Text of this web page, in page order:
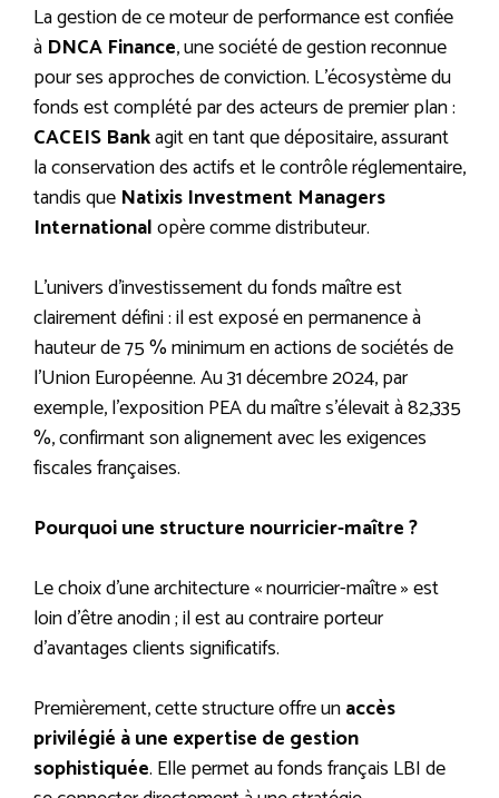
La gestion de ce moteur de performance est confiée
à DNCA Finance, une société de gestion reconnue
pour ses approches de conviction. L’écosystème du
fonds est complété par des acteurs de premier plan :
CACEIS Bankagit en tant que dépositaire, assurant
la conservation des actifs et le contrôle réglementaire,
tandis que Natixis Investment Managers
Internationalopère comme distributeur.
L’univers d’investissement du fonds maître est
clairement défini : il est exposé en permanence à
hauteur de 75 % minimum en actions de sociétés de
l’Union Européenne. Au 31 décembre 2024, par
exemple, l’exposition PEA du maître s’élevait à 82,335
%, confirmant son alignement avec les exigences
fiscales françaises.
Pourquoi une structure nourricier-maître ?
Le choix d’une architecture « nourricier-maître » est
loin d’être anodin ; il est au contraire porteur
d’avantages clients significatifs.
Premièrement, cette structure offre unaccès
privilégié à une expertise de gestion
sophistiquée. Elle permet au fonds français LBI de